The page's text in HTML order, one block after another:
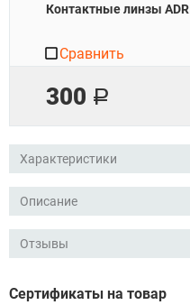
Контактные линзы
300 Р
Сравнить
Характеристики
Описание
Отзывы
Сертификаты на товар